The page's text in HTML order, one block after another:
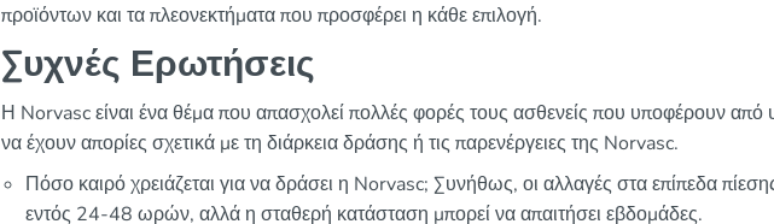
προϊόντων και τα πλεονεκτήματα που προσφέρει η κάθε επιλογή.
Συχνές Ερωτήσεις
Η Norvasc είναι ένα θέμα που απασχολεί πολλές φορές τους ασθενείς που υποφέρουν από
να έχουν απορίες σχετικά με τη διάρκεια δράσης ή τις παρενέργειες της Norvasc.
Πόσο καιρό χρειάζεται για να δράσει η Norvasc; Συνήθως, οι αλλαγές στα επίπεδα
εντός 24-48 ωρών, αλλά η σταθερή κατάσταση μπορεί να απαιτήσει εβδομάδες.